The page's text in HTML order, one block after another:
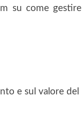
su come gestire
e sul valore del